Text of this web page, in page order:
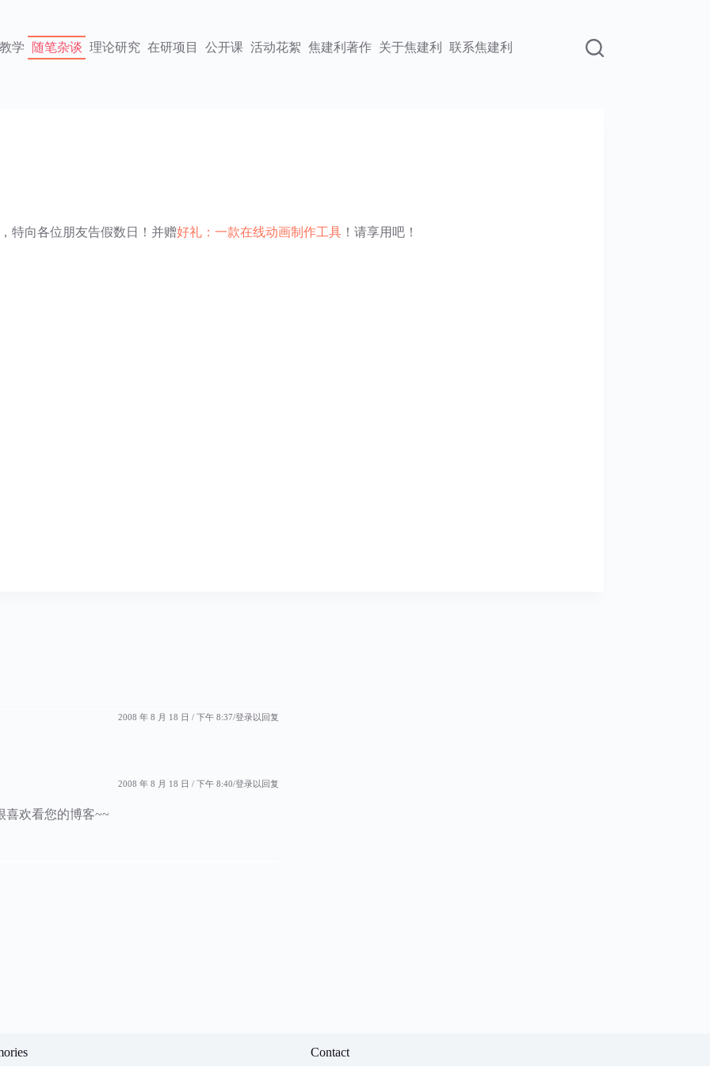
学 随笔杂谈 理论研究 在研项目 公开课 活动花絮 焦建利著作 关于焦建利 联系焦建利
特向各位朋友告假数日！并赠好礼：一款在线动画制作工具！请享用吧！
2008 年 8 月 18 日 / 下午 8:37 登录以回复
2008 年 8 月 18 日 / 下午 8:40 登录以回复
喜欢看您的博客~~
Contact